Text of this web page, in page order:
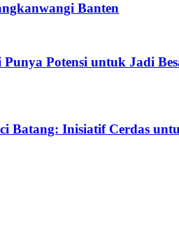
Banten
Potensi untuk Jadi
Batang: Inisiatif Cerdas